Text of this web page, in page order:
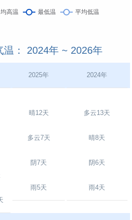
温： 2024年 ~ 2026年
2025年 2024年
晴12天
多云7天
阴7天
雨5天
多云13天
晴8天
阴6天
雨4天